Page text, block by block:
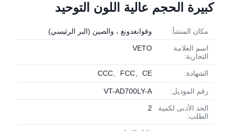
كبيرة الحجم عالية اللون التوحيد
مكان المنشأ: وقوانغدونغ ، والصين (البر الرئيسي)
اسم العلامة
التجارية:
VETO
الشهادة: CCC、FCC、CE
رقم الموديل: VT-AD700LY-A
الحد الأدنى لكمية
الطلب:
2